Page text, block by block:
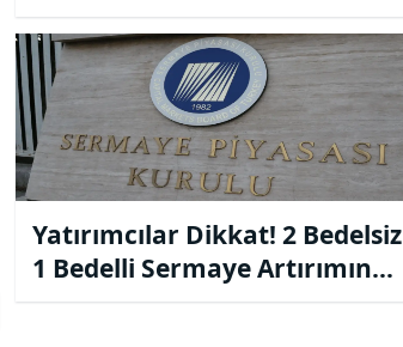
Tavsiyesini Korudu
Yatırımcılar Dikkat! 2 Bedelsiz
1 Bedelli Sermaye Artırımına
Onay Geldi